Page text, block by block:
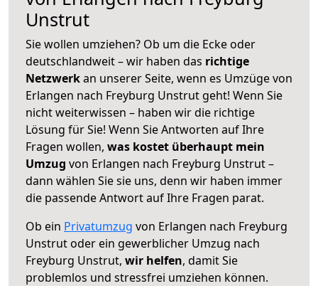
Unstrut
Sie wollen umziehen? Ob um die Ecke oder
deutschlandweit – wir haben das richtige
Netzwerkan unserer Seite, wenn es Umzüge von
Erlangen nach Freyburg Unstrut geht! Wenn Sie
nicht weiterwissen – haben wir die richtige
Lösung für Sie! Wenn Sie Antworten auf Ihre
Fragen wollen, was kostet überhaupt mein
Umzug von Erlangen nach Freyburg Unstrut –
dann wählen Sie sie uns, denn wir haben immer
die passende Antwort auf Ihre Fragen parat.
Ob ein Privatumzug von Erlangen nach Freyburg
Unstrut oder ein gewerblicher Umzug nach
Freyburg Unstrut, wir helfen, damit Sie
problemlos und stressfrei umziehen können.